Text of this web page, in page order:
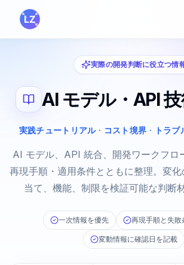
メインコンテンツへスキップ
実際の開発判断に役立つ情
AI モデル・API
実践チュートリアル · コスト境界 · トラ
AI モデル、API 統合、開発ワークフロ
再現手順・適用条件とともに整理。変化
当て、機能、制限を検証可能な判断
一次情報を優先 再現手順と失敗
変動情報に確認日を記載